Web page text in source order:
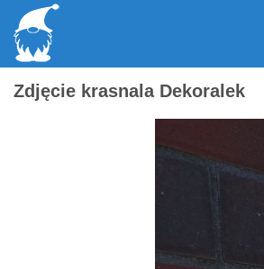
Zdjęcie krasnala Dekoralek